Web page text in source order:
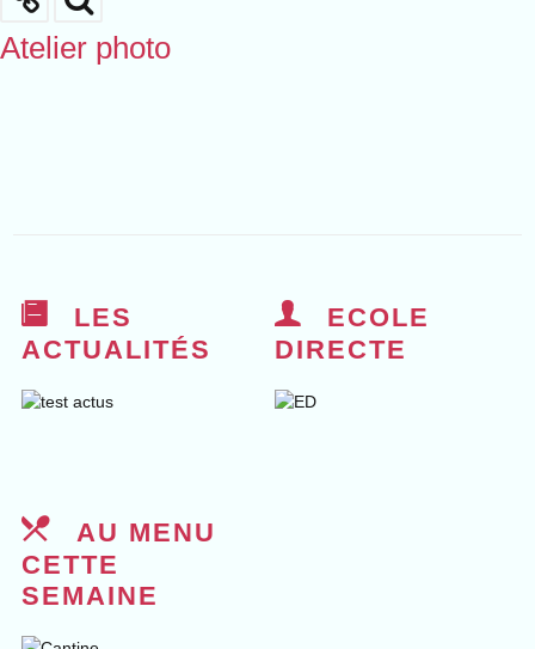
Atelier photo
LES
ACTUALITÉS
ECOLE
DIRECTE
AU MENU
CETTE
SEMAINE